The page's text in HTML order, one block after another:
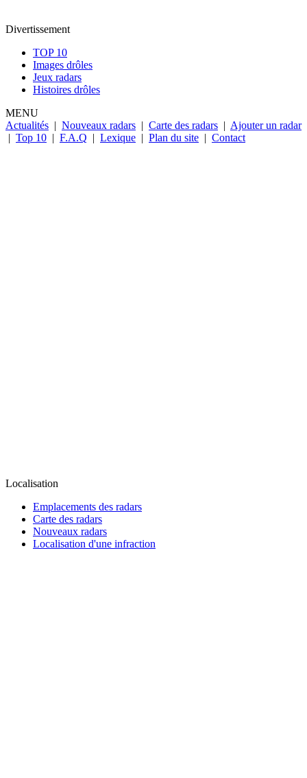
Divertissement
TOP 10
Images drôles
Jeux radars
Histoires drôles
MENU
Actualités | Nouveaux radars | Carte des radars | Ajouter un radar
| Top 10 | F.A.Q | Lexique | Plan du site | Contact
Localisation
Emplacements des radars
Carte des radars
Nouveaux radars
Localisation d'une infraction